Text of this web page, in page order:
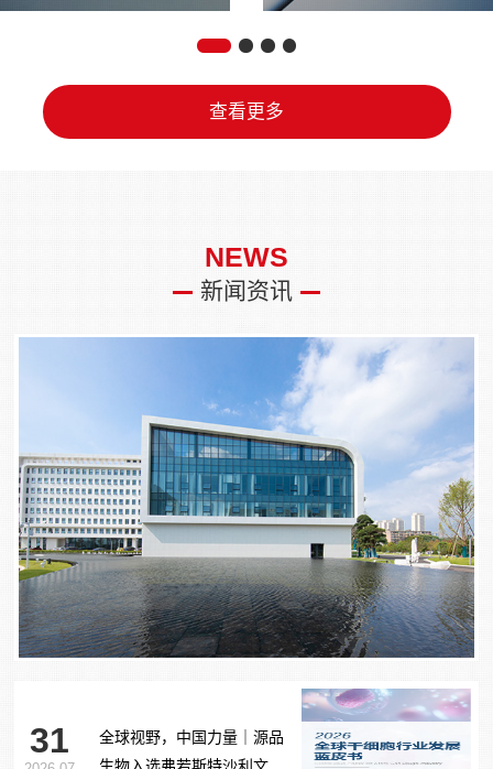
查看更多
NEWS
新闻资讯
31
全球视野，中国力量｜源品